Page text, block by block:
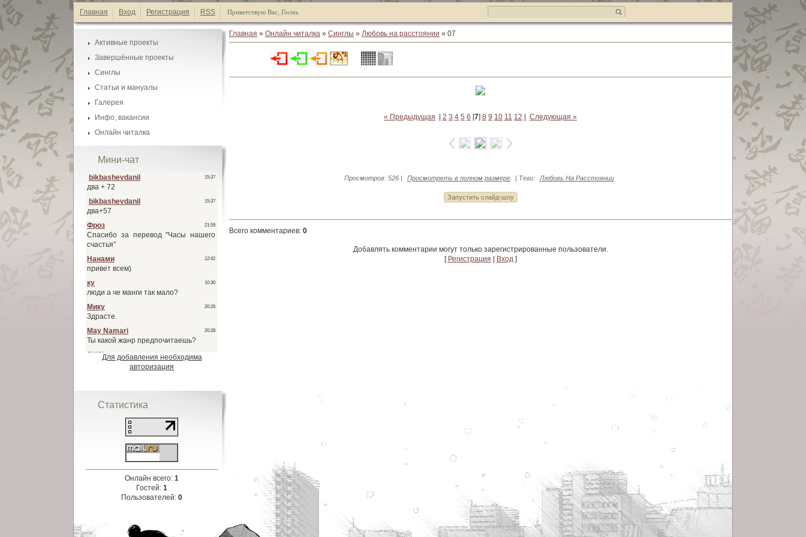
Главная Вход Регистрация RSS Приветствую Вас Гость
Активные проекты
Каталог манги
Список А-Я
Завершённые проекты
Каталог манги
Список А-Я
Синглы
Каталог манги
Список А-Я
Статьи и мануалы
Каталог статей
Список А-Я
Галерея
Галеея фонов
Галеея скринтонов
Инфо, вакансии
Наши друзья
Наши баннеры
Вакансии
Онлайн читалка
Завершённые проекты
Синглы
Мини-чат
Для добавления необходима
авторизация
Статистика
Онлайн всего: 1
Гостей: 1
Пользователей: 0
Главная » Онлайн читалка » Синглы » Любовь на расстоянии » 07
« Предыдущая 2 3 4 5 6 [7] 8 9 10 11 12 Следующая »
Просмотров: 526 | Просмотреть в полном размере | Теги: Любовь На Расстоянии
Всего комментариев: 0
Добавлять комментарии могут только зарегистрированные пользователи.
[ Регистрация Вход]